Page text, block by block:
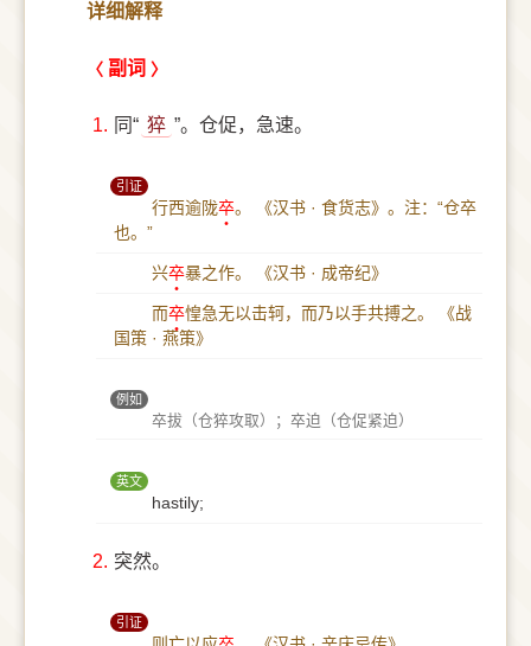
详细解释
副词
1. 同“ 猝 ”。仓促，急速。
引证
行西逾陇卒。
《汉书 · 食货志》。注：“仓卒
也。”
兴卒暴之作。 《汉书 · 成帝纪》
而卒惶急无以击轲，而乃以手共搏之。
《战
国策 · 燕策》
例如
卒拔（仓猝攻取）；卒迫（仓促紧迫）
英文
hastily;
2. 突然。
引证